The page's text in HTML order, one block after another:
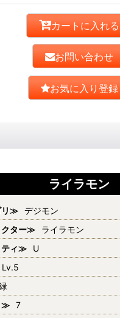
カートに入れる
お問い合わせ
お気に入り登録
ライラモン
リ≫ デジモン
ター≫
ライラモン
ィ≫
U
Lv.5
≫ 7